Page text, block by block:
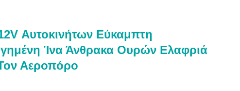
Αυτοκινήτων Εύκαμπτη
Ίνα Άνθρακα Ουρών Ελαφριά
Αεροπόρο